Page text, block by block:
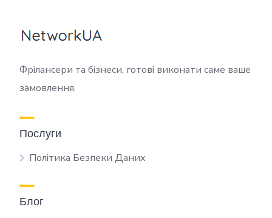
Фрілансери та бізнеси, готові виконати саме ваше
замовлення.
Послуги
Політика Безпеки Даних
Блог